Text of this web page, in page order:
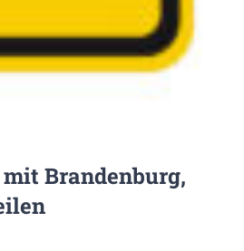
Brandenburg,